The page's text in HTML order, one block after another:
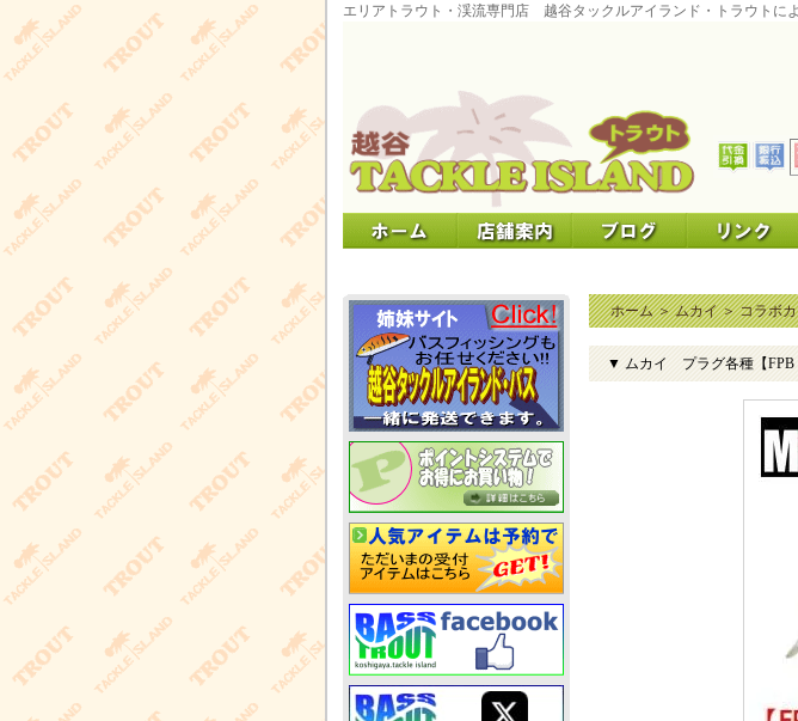
エリアトラウト・渓流専門店 越谷タックルアイランド・トラウトに
ホーム＞ムカイ＞コラボ
▼ ムカイ プラグ各種【FPB